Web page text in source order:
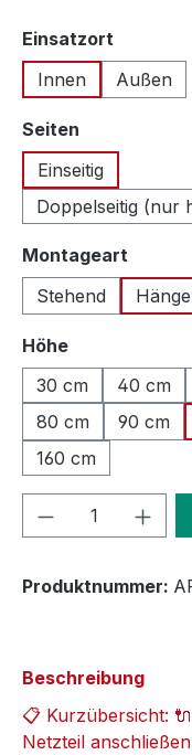
Einsatzort
Innen
Außen
Seiten
Einseitig
Doppelseitig (nur
Montageart
Stehend
Höheauswählen
30 cm
40 cm
80 cm
90 cm
160 cm
Produkt
Produktnummer:
Beschreibung
📋 Kurzübersicht:
Netzteil